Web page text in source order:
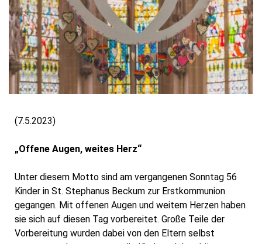
(7.5.2023)
„Offene Augen, weites Herz“
Unter diesem Motto sind am vergangenen Sonntag 56
Kinder in St. Stephanus Beckum zur Erstkommunion
gegangen. Mit offenen Augen und weitem Herzen haben
sie sich auf diesen Tag vorbereitet. Große Teile der
Vorbereitung wurden dabei von den Eltern selbst